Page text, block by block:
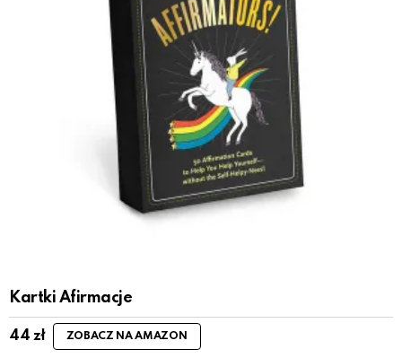
Kartki Afirmacje
44 zł ZOBACZ NA AMAZON